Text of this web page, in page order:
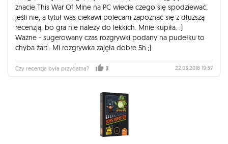
znacie This War Of Mine na PC wiecie czego się spodziewać,
jeśli nie, a tytuł was ciekawi polecam zapoznać się z dłuższą
recenzją, bo gra nie należy do lekkich. Mnie kupiła. :)
Ważne - sugerowany czas rozgrywki podany na pudełku to
chyba żart.. Mi rozgrywka zajęła dobre 5h.;)
Czy recenzja była przydatna? 3 22.03.2018 19:37